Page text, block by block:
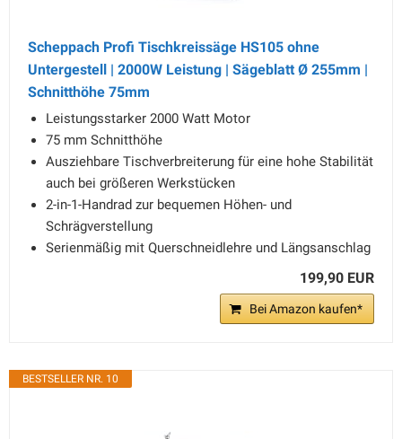
Scheppach Profi Tischkreissäge HS105 ohne
Untergestell | 2000W Leistung | Sägeblatt Ø 255mm |
Schnitthöhe 75mm
Leistungsstarker 2000 Watt Motor
75 mm Schnitthöhe
Ausziehbare Tischverbreiterung für eine hohe Stabilität
auch bei größeren Werkstücken
2-in-1-Handrad zur bequemen Höhen- und
Schrägverstellung
Serienmäßig mit Querschneidlehre und Längsanschlag
199,90 EUR
Bei Amazon kaufen*
BESTSELLER NR. 10